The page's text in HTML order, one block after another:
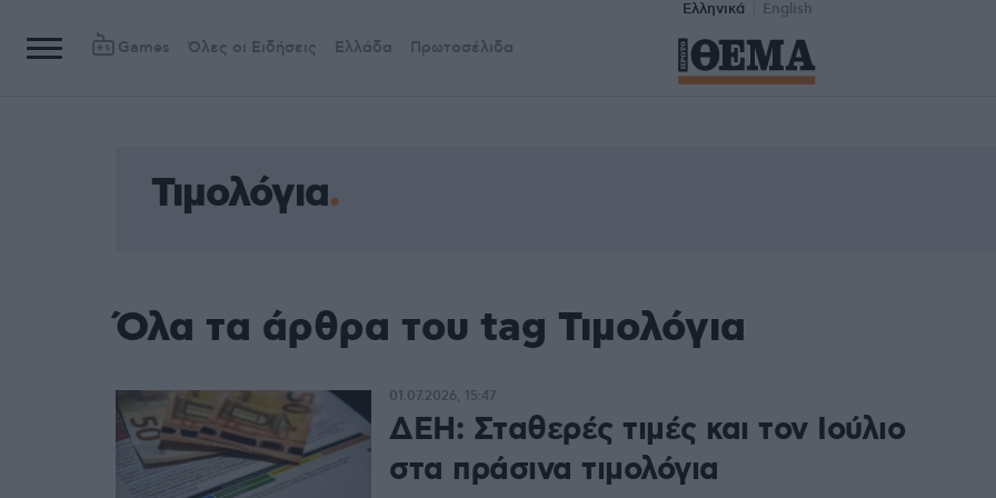
Ελληνικά English
Games Όλες οι Ειδήσεις Ελλάδα Πρωτοσέλιδα
Τιμολόγια
Όλα τα άρθρα του tag Τιμολόγια
ΔΕΗ: Σταθερές τιμές και τον Ιούλιο
στα πράσινα τιμολόγια
01.07.2026, 15:47